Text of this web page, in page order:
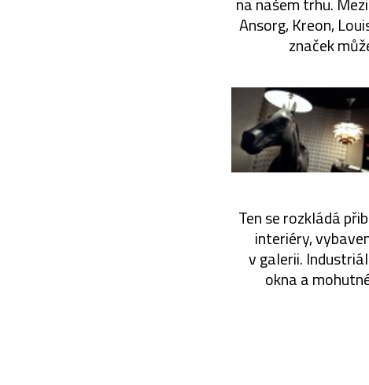
Ansorg, Kreon,
značek
Ten se rozkládá
interiéry,
v galerii.
okna a